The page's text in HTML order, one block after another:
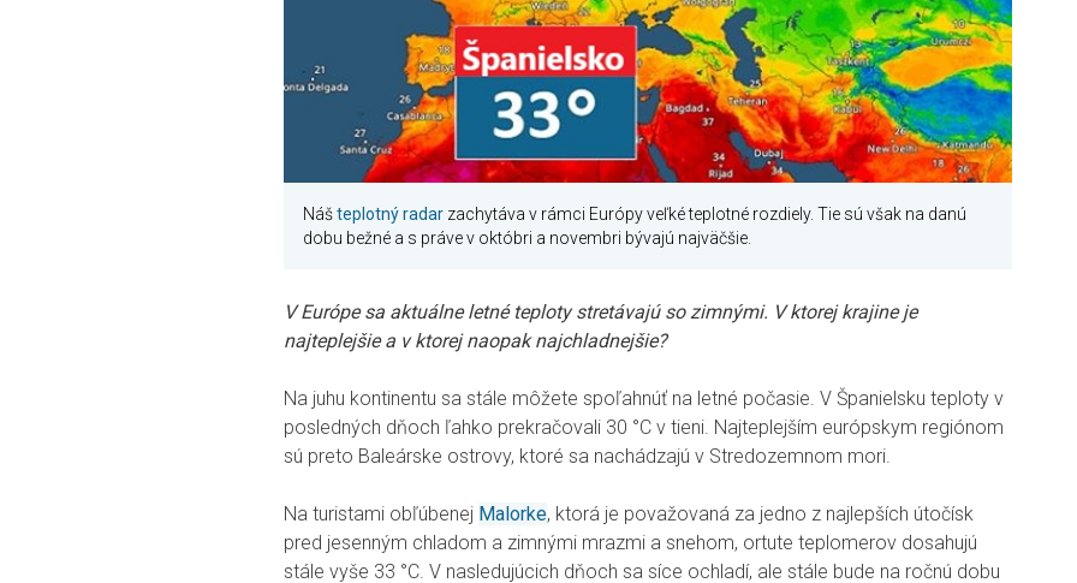
Nášteplotný radar zachytáva v rámci Európy veľké teplotné rozdiely. Tie sú však na danú
dobu bežné a s práve v októbri a novembri bývajú najväčšie.
V Európe sa aktuálne letné teploty stretávajú so zimnými. V ktorej krajine je
najteplejšie a v ktorej naopak najchladnejšie?
Na juhu kontinentu sa stále môžete spoľahnúť na letné počasie. V Španielsku teploty v
posledných dňoch ľahko prekračovali 30 °C v tieni. Najteplejším európskym regiónom
sú preto Baleárske ostrovy, ktoré sa nachádzajú v Stredozemnom mori.
Na turistami obľúbenej Malorke, ktorá je považovaná za jedno z najlepších útočísk
pred jesenným chladom a zimnými mrazmi a snehom, ortute teplomerov dosahujú
stále vyše 33 °C. V nasledujúcich dňoch sa síce ochladí, ale stále bude na ročnú dobu